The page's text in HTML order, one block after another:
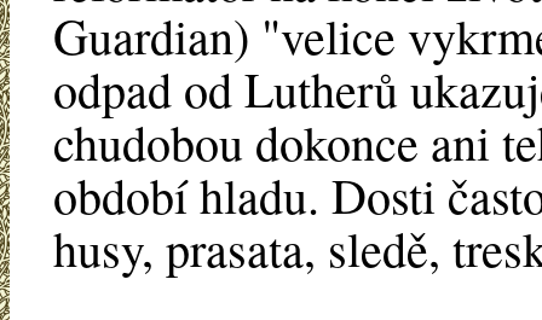
Guardian) "velice
odpad od Lutherů
chudobou dokonce ani
období hladu. Dosti
husy, prasata, sledě,